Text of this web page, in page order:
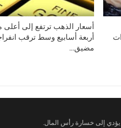
أسعار الذهب ترتفع إلى أعلى
أربعة أسابيع وسط ترقب
مضيق…
إلى خسارة رأس المال.